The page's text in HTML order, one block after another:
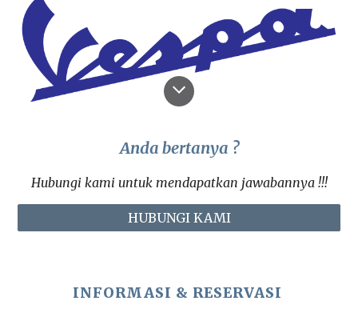
Anda bertanya ?
Hubungi kami untuk mendapatkan jawabannya !!!
HUBUNGI KAMI
INFORMASI & RESERVASI